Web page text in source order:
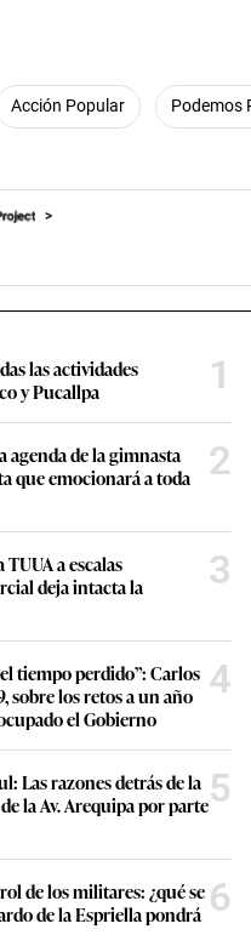
Acción Popular Podemos
las actividades
y Pucallpa
1
agenda de la gimnasta
que emocionará a toda
2
a escalas
deja intacta la
3
tiempo perdido”: Carlos
sobre los retos a un año
el Gobierno
4
Las razones detrás de la
la Av. Arequipa por parte5
de los militares: ¿qué se
de la Espriella pondrá 6